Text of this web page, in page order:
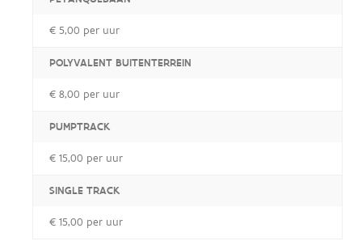
€ 5,00 per uur
POLYVALENT BUITENTERREIN
€ 8,00 per uur
PUMPTRACK
€ 15,00 per uur
SINGLE TRACK
€ 15,00 per uur